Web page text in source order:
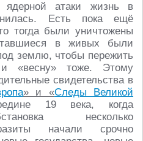
атаки жизнь в
Есть пока ещё
тогда были уничтожены
в живых были
землю, чтобы пережить
«весну» тоже. Этому
свидетельства в
» и «Следы Великой
19 века, когда
несколько
начали срочно